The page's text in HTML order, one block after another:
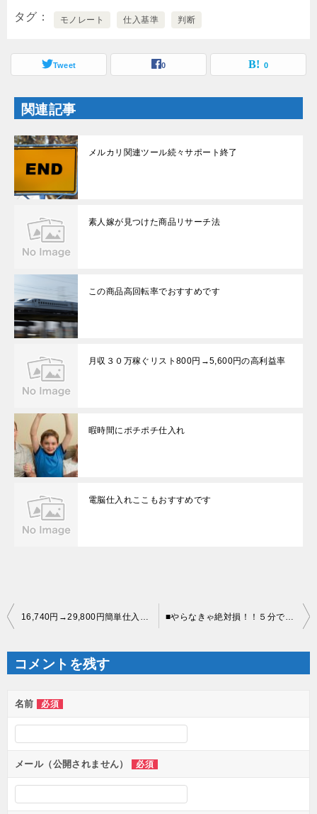
開
き し
ン
ド
ウ
開
き
ま
す
タグ モノレート 仕入基準 判断
Tweet 0 0
関連記事
メルカリ関連ツール続々サポート終了
素人嫁が見つけた商品リサーチ法
この商品高回転率でおすすめです
月収３０万稼ぐリスト800円→5,600円の高利益率
暇時間にポチポチ仕入れ
電脳仕入れここもおすすめです
投
稿
ナ
ゲ
ー
シ
ン
コメントを残す
名前 必須
メール（公開されません） 必須